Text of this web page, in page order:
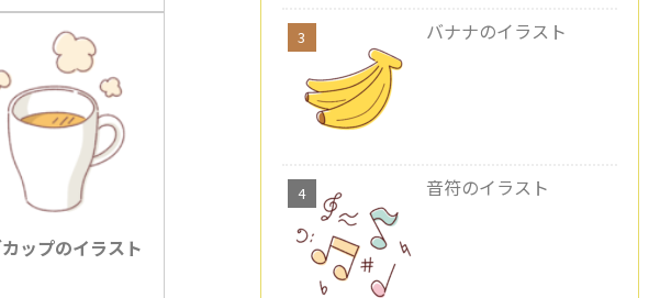
ップのイラスト
バナナのイラスト
音符のイラスト